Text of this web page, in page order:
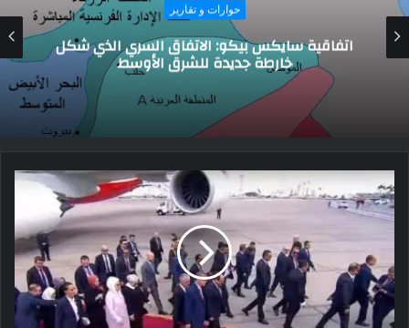
حوارات و تقارير
آخر تطورات حرب غزة.. استمرار القصف واستئناف
مفاوضات الهدنة في القاهرة